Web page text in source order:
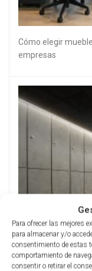
Para ofrecer las mejores
para almacenar y/o
consentimiento de estas
comportamiento de
consentir o retirar el
Cómo elegir
empresas